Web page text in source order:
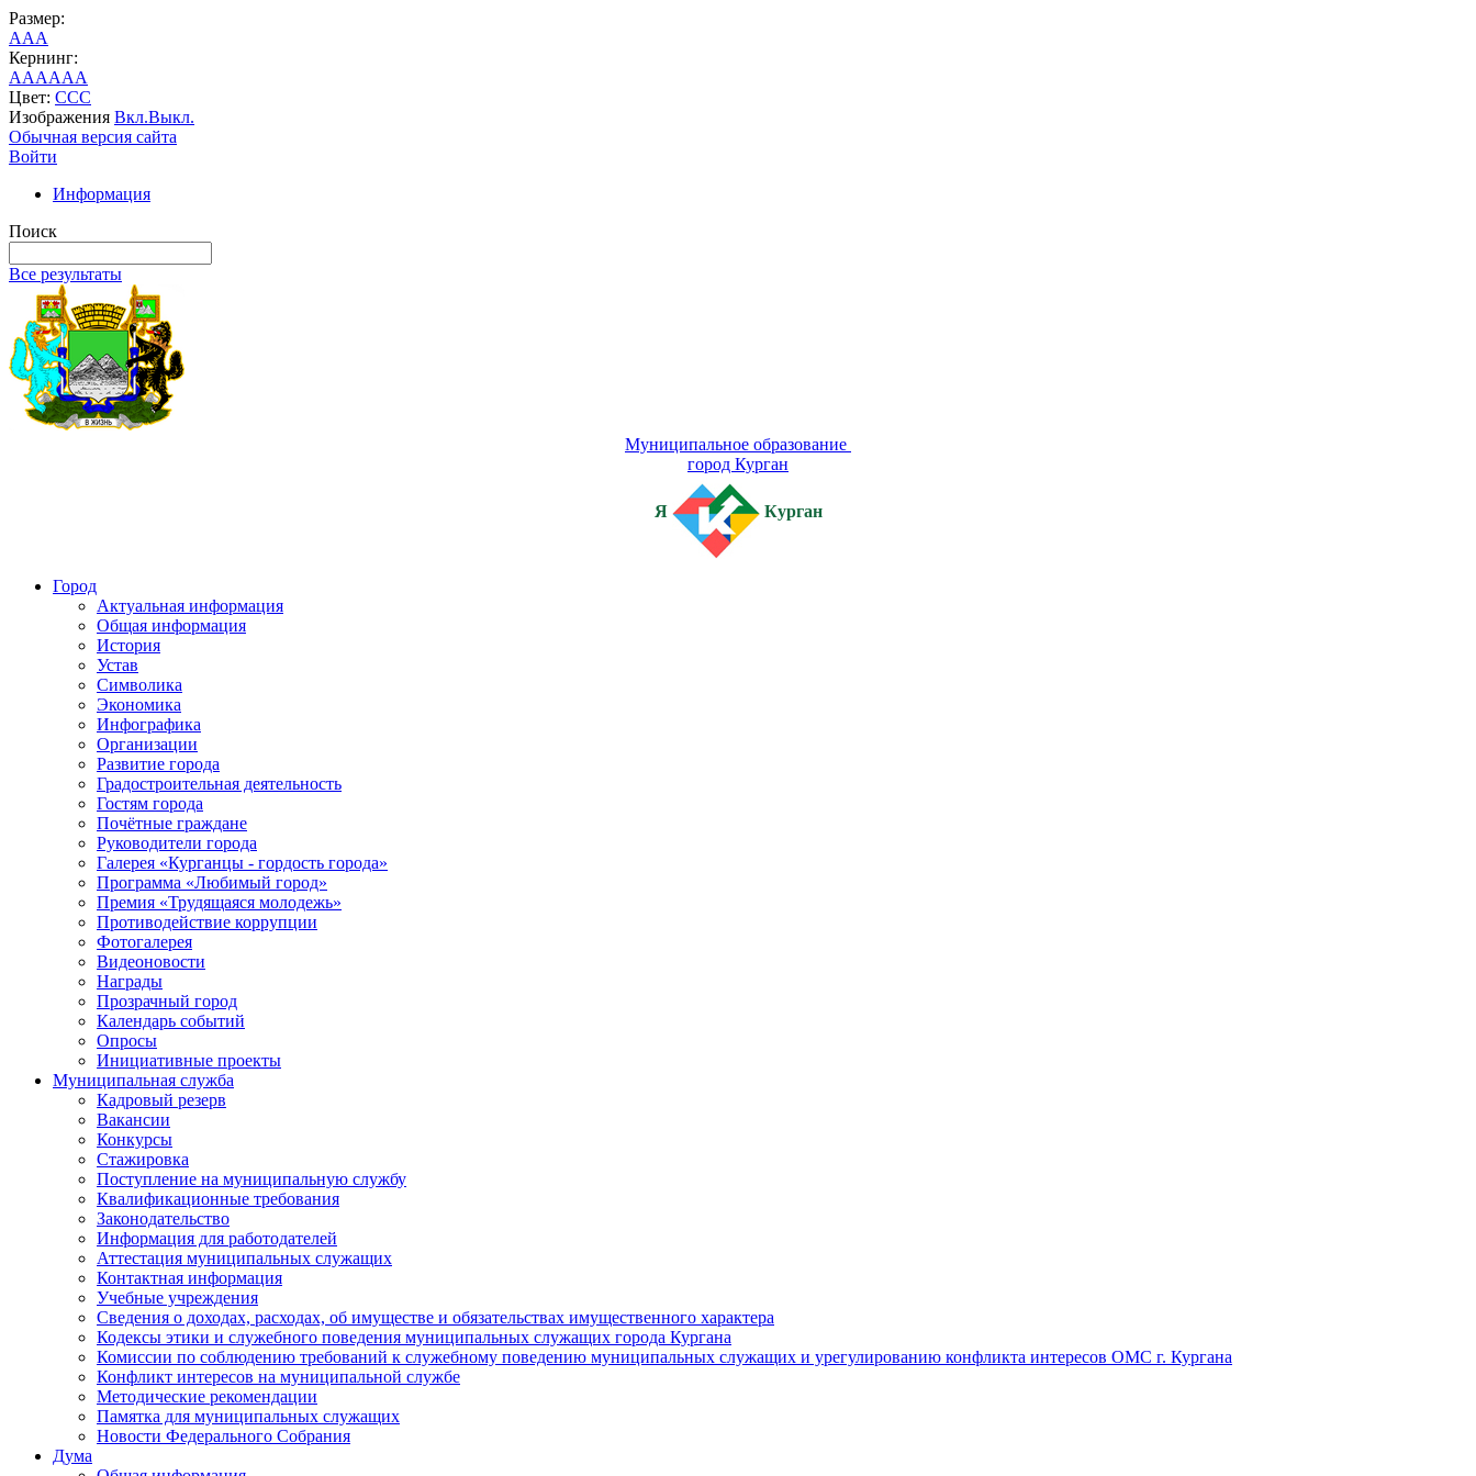
Размер:
AAA
Кернинг:
AAAAAA
Цвет: CCC
Изображения Вкл.Выкл.
Обычная версия сайта
Войти
Информация
Поиск
Все результаты
Муниципальное образование
город Курган
Я Курган
Город
Актуальная информация
Общая информация
История
Устав
Символика
Экономика
Инфографика
Организации
Развитие города
Градостроительная деятельность
Гостям города
Почётные граждане
Руководители города
Галерея «Курганцы - гордость города»
Программа «Любимый город»
Премия «Трудящаяся молодежь»
Противодействие коррупции
Фотогалерея
Видеоновости
Награды
Прозрачный город
Календарь событий
Опросы
Инициативные проекты
Муниципальная служба
Кадровый резерв
Вакансии
Конкурсы
Стажировка
Поступление на муниципальную службу
Квалификационные требования
Законодательство
Информация для работодателей
Аттестация муниципальных служащих
Контактная информация
Учебные учреждения
Сведения о доходах, расходах, об имуществе и обязательствах имущественного характера
Кодексы этики и служебного поведения муниципальных служащих города Кургана
Комиссии по соблюдению требований к служебному поведению муниципальных служащих и урегулированию конфликта интересов ОМС г. Кургана
Конфликт интересов на муниципальной службе
Методические рекомендации
Памятка для муниципальных служащих
Новости Федерального Cобрания
Дума